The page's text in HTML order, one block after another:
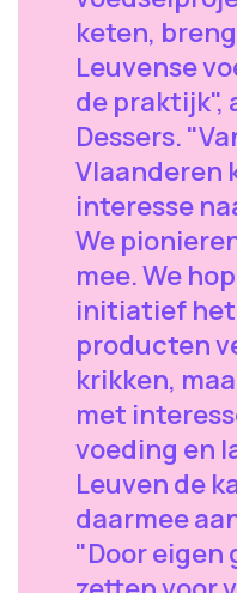
keten,
Leuvense
de praktijk",
Dessers.
Vlaanderen
interesse
We
mee. We
initiatief het
producten
krikken,
met
voeding en
Leuven de
daarmee
"Door eigen